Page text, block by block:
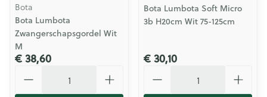
Bota
Bota Lumbota
Zwangerschapsgordel Wit
M
€ 38,60
Bota Lumbota Soft Micro
3b H20cm Wit 75-125cm
€ 30,10